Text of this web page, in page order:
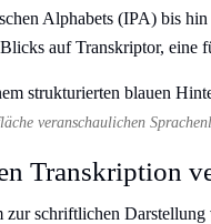
Alphabets (IPA) bis
auf Transkriptor, eine
veranschaulichen
Transkription
schriftlichen